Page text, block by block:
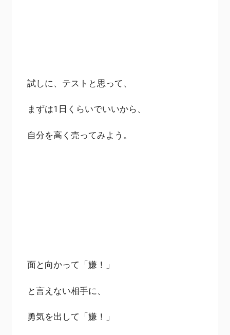
試しに、テストと思って、
まずは1日くらいでいいから、
自分を高く売ってみよう。
面と向かって「嫌！」
と言えない相手に、
勇気を出して「嫌！」